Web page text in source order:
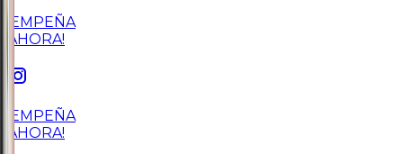
¡EMPEÑA
AHORA!
¡EMPEÑA
AHORA!